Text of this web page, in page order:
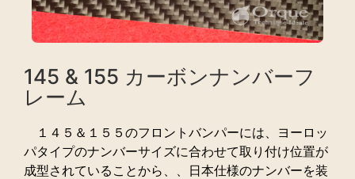
145 & 155 カーボンナンバーフ
レーム
１４５＆１５５のフロントバンパーには、ヨーロッ
パタイプのナンバーサイズに合わせて取り付け位置が
成型されていることから、、日本仕様のナンバーを装